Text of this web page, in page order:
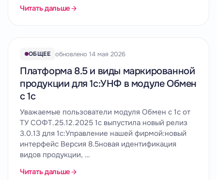
Читать дальше
ОБЩЕЕ обновлено 14 мая 2026
Платформа 8.5 и виды маркированной
продукции для 1с:УНФ в модуле Обмен
с 1с
Уважаемые пользователи модуля Обмен с 1с от
ТУ СОФТ.25.12.2025 1с выпустила новый релиз
3.0.13 для 1с:Управление нашей фирмой:новый
интерфейс Версия 8.5новая идентификация
видов продукции, …
Читать дальше